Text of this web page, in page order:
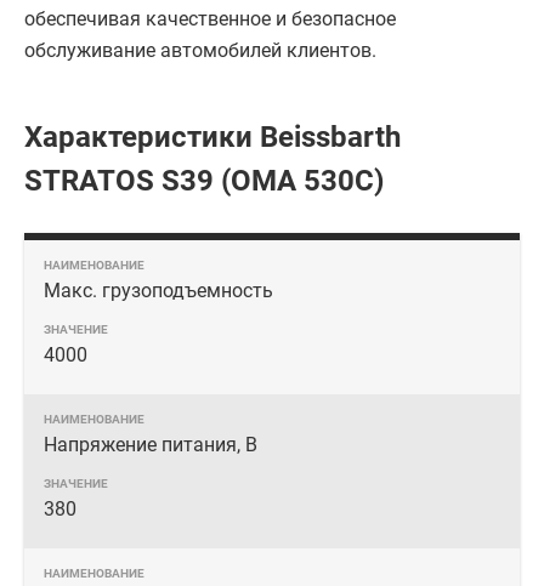
обеспечивая качественное и безопасное
обслуживание автомобилей клиентов.
Характеристики Beissbarth
STRATOS S39 (OMA 530C)
Макс. грузоподъемность
4000
Напряжение питания, В
380